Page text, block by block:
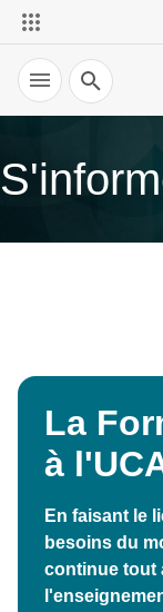
Recherche
La
à
En faisant le
besoins du
continue tout